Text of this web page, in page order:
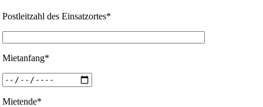
Postleitzahl des Einsatzortes*
Mietanfang*
Mietende*